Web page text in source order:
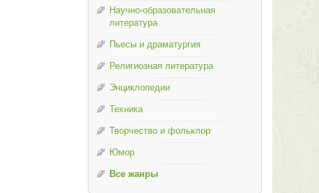
Научно-образовательная
литература
Пьесы и драматургия
Религиозная литература
Энциклопедии
Техника
Творчество и фольклор
Юмор
Все жанры